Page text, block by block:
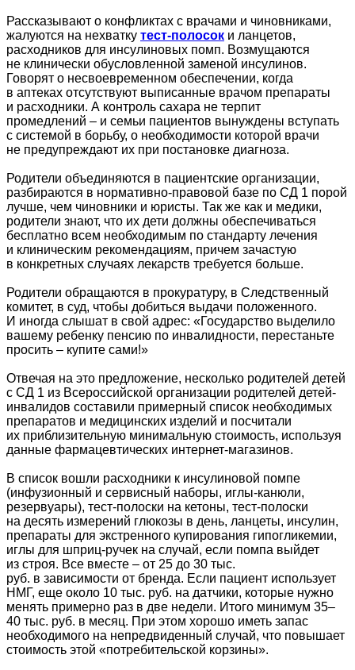
Рассказывают о конфликтах с врачами и чиновниками,
жалуются на нехватку тест-полосок и ланцетов,
расходников для инсулиновых помп. Возмущаются
не клинически обусловленной заменой инсулинов.
Говорят о несвоевременном обеспечении, когда
в аптеках отсутствуют выписанные врачом препараты
и расходники. А контроль сахара не терпит
промедлений – и семьи пациентов вынуждены вступать
с системой в борьбу, о необходимости которой врачи
не предупреждают их при постановке диагноза.
Родители объединяются в пациентские организации,
разбираются в нормативно-правовой базе по СД 1 порой
лучше, чем чиновники и юристы. Так же как и медики,
родители знают, что их дети должны обеспечиваться
бесплатно всем необходимым по стандарту лечения
и клиническим рекомендациям, причем зачастую
в конкретных случаях лекарств требуется больше.
Родители обращаются в прокуратуру, в Следственный
комитет, в суд, чтобы добиться выдачи положенного.
И иногда слышат в свой адрес: «Государство выделило
вашему ребенку пенсию по инвалидности, перестаньте
просить – купите сами!»
Отвечая на это предложение, несколько родителей детей
с СД 1 из Всероссийской организации родителей детей-
инвалидов составили примерный список необходимых
препаратов и медицинских изделий и посчитали
их приблизительную минимальную стоимость, используя
данные фармацевтических интернет-магазинов.
В список вошли расходники к инсулиновой помпе
(инфузионный и сервисный наборы, иглы-канюли,
резервуары), тест-полоски на кетоны, тест-полоски
на десять измерений глюкозы в день, ланцеты, инсулин,
препараты для экстренного купирования гипогликемии,
иглы для шприц-ручек на случай, если помпа выйдет
из строя. Все вместе – от 25 до 30 тыс.
руб. в зависимости от бренда. Если пациент использует
НМГ, еще около 10 тыс. руб. на датчики, которые нужно
менять примерно раз в две недели. Итого минимум 35–
40 тыс. руб. в месяц. При этом хорошо иметь запас
необходимого на непредвиденный случай, что повышает
стоимость этой «потребительской корзины».